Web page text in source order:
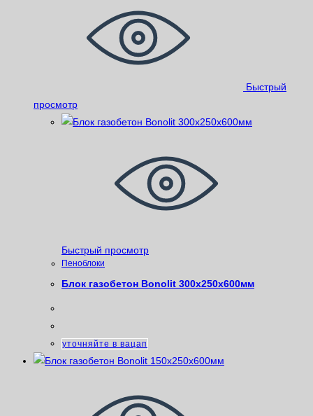
Быстрый
просмотр
Быстрый просмотр
Пеноблоки
Блок газобетон Bonolit 300х250х600мм
уточняйте в вацап